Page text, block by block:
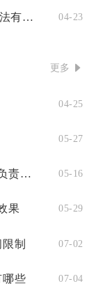
少年三国志2游戏中获得紫金兵符的方法有哪些 04-23
更多
04-25
05-27
迷你西游龙虎队的阵容中有谁负责主攻 05-16
果 05-29
制 07-02
哪些 07-04